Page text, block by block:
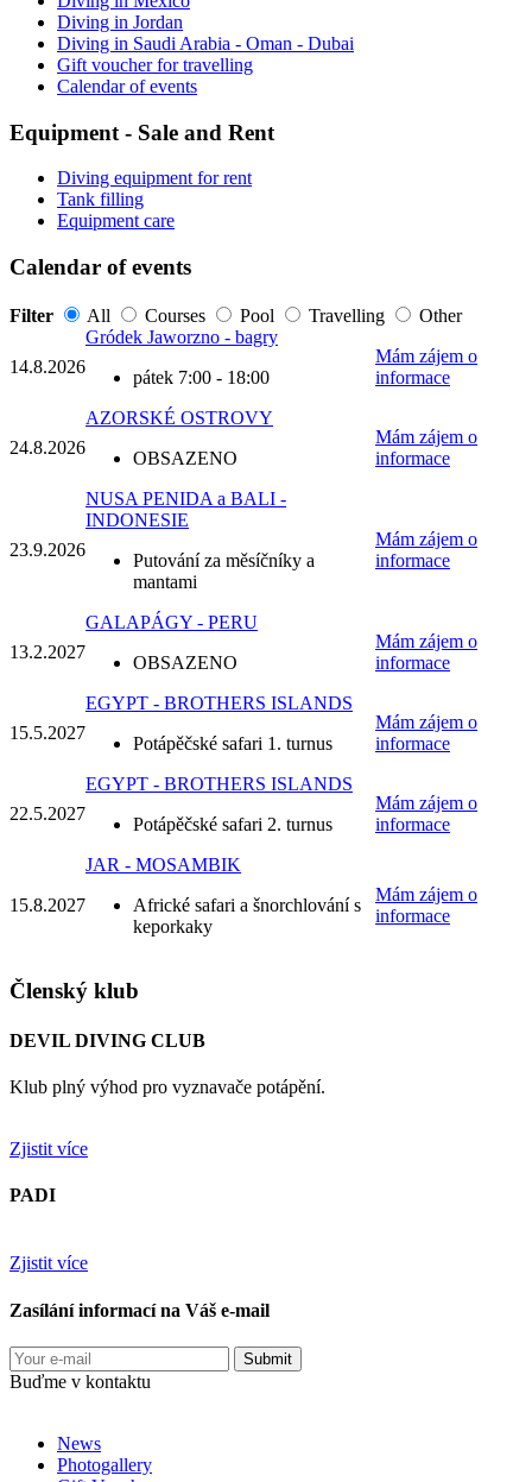
Diving in Jordan
Diving in Saudi Arabia - Oman - Dubai
Gift voucher for travelling
Calendar of events
Equipment - Sale and Rent
Diving equipment for rent
Tank filling
Equipment care
Calendar of events
Filter All Courses Pool Travelling Other
14.8.2026
Gródek Jaworzno - bagry
pátek 7:00 - 18:00
Mám zájem o
informace
24.8.2026
AZORSKÉ OSTROVY
OBSAZENO
Mám zájem o
informace
23.9.2026
NUSA PENIDA a BALI -
INDONESIE
Putování za měsíčníky a
mantami
Mám zájem o
informace
13.2.2027
GALAPÁGY - PERU
OBSAZENO
Mám zájem o
informace
15.5.2027
EGYPT - BROTHERS ISLANDS
Potápěčské safari 1. turnus
Mám zájem o
informace
22.5.2027
EGYPT - BROTHERS ISLANDS
Potápěčské safari 2. turnus
Mám zájem o
informace
15.8.2027
JAR - MOSAMBIK
Africké safari a šnorchlování s
keporkaky
Mám zájem o
informace
Členský klub
DEVIL DIVING CLUB
Klub plný výhod pro vyznavače potápění.
Zjistit více
PADI
Zjistit více
Zasílání informací na Váš e-mail
Buďme v kontaktu
News
Photogallery